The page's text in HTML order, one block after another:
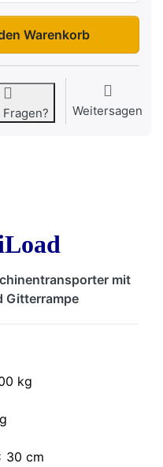
€, Menge 1.
Warenkorb
Fragen? Weitersagen
mit
Gitterrampe
kg
30 cm